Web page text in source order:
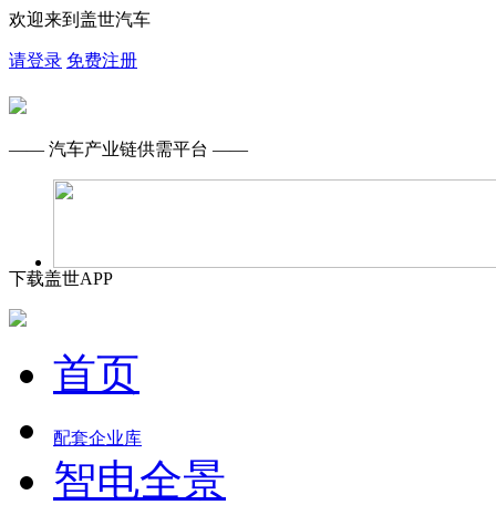
欢迎来到盖世汽车
请登录 免费注册
—— 汽车产业链供需平台 ——
下载盖世APP
首页
配套企业库
智电全景